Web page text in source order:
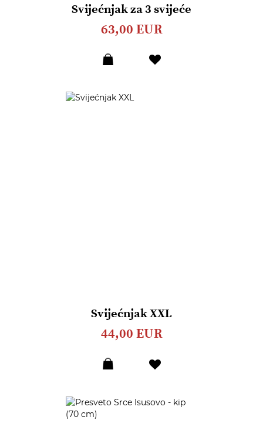
Svijećnjak za 3 svijeće
63,00 EUR
Svijećnjak XXL
44,00 EUR
želja